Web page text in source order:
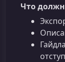
Что